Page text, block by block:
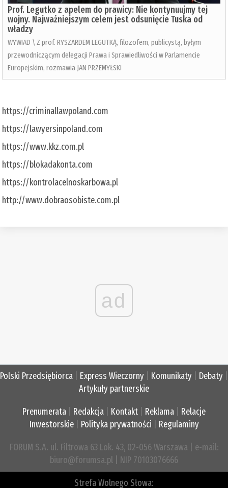
Prof. Legutko z apelem do prawicy: Nie kontynuujmy tej
wojny. Najważniejszym celem jest odsunięcie Tuska od
władzy
WYWIAD \ Z prof. RYSZARDEM LEGUTKĄ, filozofem, publicystą, byłym
przewodniczącym delegacji Prawa i Sprawiedliwości w Parlamencie
Europejskim, rozmawia JAN PRZEMYŁSKI
https://criminallawpoland.com
https://lawyersinpoland.com
https://www.kkz.com.pl
https://blokadakonta.com
https://kontrolacelnoskarbowa.pl
http://www.dobraosobiste.com.pl
ad
Polski Przedsiębiorca Express Wieczorny Komunikaty Debaty
Artykuły partnerskie
Prenumerata Redakcja Kontakt Reklama
Relacje
Inwestorskie| Polityka prywatności Regulaminy
FORUM S.A. ul. Filtrowa 63 Lok. 43, 02-056 Warszawa | e-mail:
biuro@forumsa.pl | NIP 70103076666
Strefa Wolnego Słowa: